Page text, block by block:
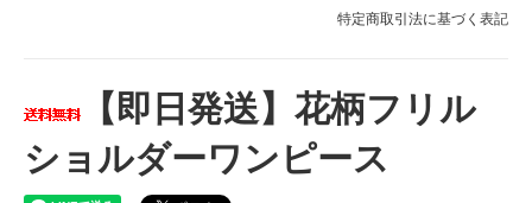
特定商取引法に基づく表記
【即日発送】花柄フリル
ショルダーワンピース